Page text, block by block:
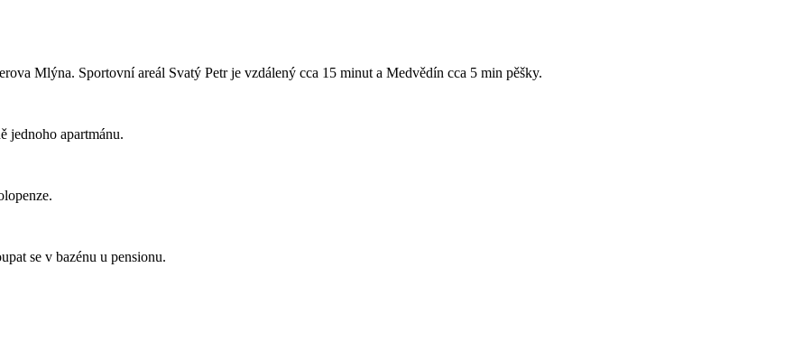
Mlýna. Sportovní areál Svatý Petr je vzdálený cca 15 minut a Medvědín cca 5 min pěšky.
jednoho apartmánu.
se v bazénu u pensionu.